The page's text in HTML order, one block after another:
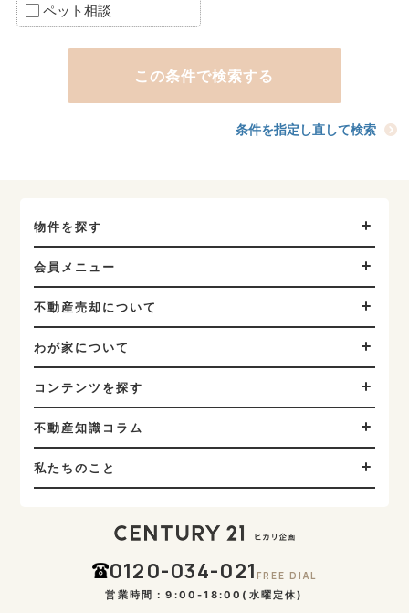
ペット相談
条件を指定し直して検索
物件を探す
会員メニュー
不動産売却について
わが家について
コンテンツを探す
不動産知識コラム
私たちのこと
0120-034-021FREE DIAL
営業時間：9:00-18:00(水曜定休)